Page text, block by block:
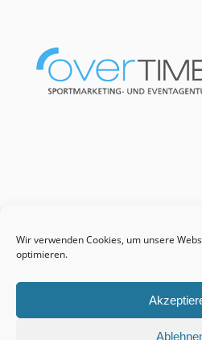
Wir verwenden Cookies, um unsere
optimieren.